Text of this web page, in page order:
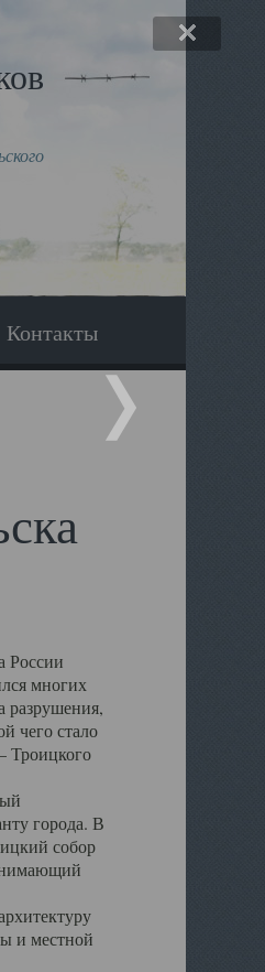
Контакты
России
многих
разрушения,
чего стало
Троицкого
города. В
собор
и местной